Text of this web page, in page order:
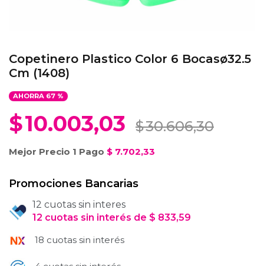
Copetinero Plastico Color 6 Bocasø32.5
Cm (1408)
AHORRA 67%
$10.003,03 $30.606,30
Mejor Precio 1 Pago $ 7.702,33
Promociones Bancarias
12 cuotas sin interes
12 cuotas sin interés de $ 833,59
18 cuotas sin interés